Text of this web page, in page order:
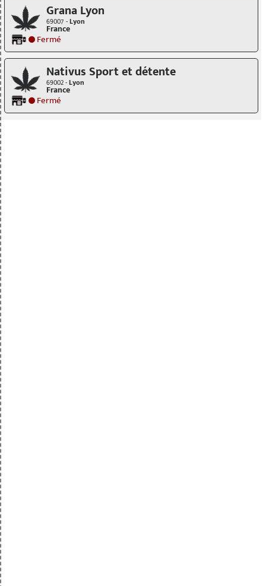
Grana Lyon
69007 -Lyon
France
Fermé
Nativus Sport et détente
69002 -Lyon
France
Fermé